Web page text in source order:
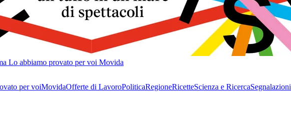
Lo abbiamo provato per voi Movida
per voiMovidaOfferte di LavoroPoliticaRegioneRicetteScienza e RicercaSegnalazioni